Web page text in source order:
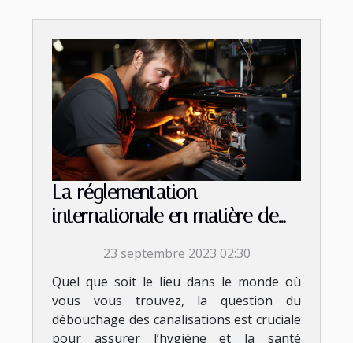
La réglementation
internationale en matière de
23 septembre 2023 02:30
Quel que soit le lieu dans le monde où
vous vous trouvez, la question du
débouchage des canalisations est cruciale
pour assurer l’hygiène et la santé